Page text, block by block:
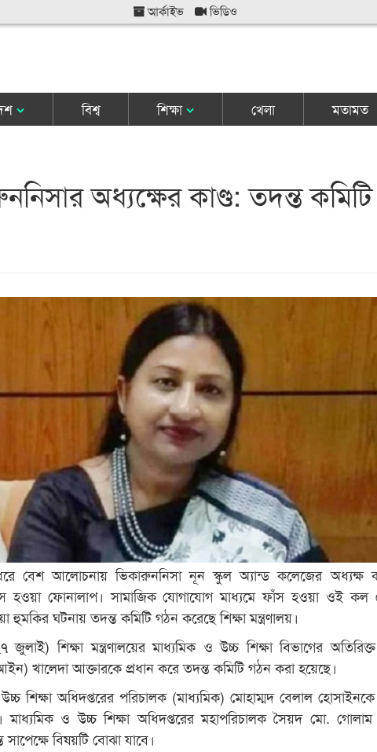
আর্কাইভ ভিডিও
বিশ্ব শিক্ষা খেলা মতামত
অধ্যক্ষের কাণ্ড: তদন্ত কমিটি
বেশ আলোচনায় ভিকারুননিসা নূন স্কুল অ্যান্ড কলেজের অধ্যক্ষ
হওয়া ফোনালাপ। সামাজিক যোগাযোগ মাধ্যমে ফাঁস হওয়া ওই কল
হুমকির ঘটনায় তদন্ত কমিটি গঠন করেছে শিক্ষা মন্ত্রণালয়।
জুলাই) শিক্ষা মন্ত্রণালয়ের মাধ্যমিক ও উচ্চ শিক্ষা বিভাগের
খালেদা আক্তারকে প্রধান করে তদন্ত কমিটি গঠন করা হয়েছে।
শিক্ষা অধিদপ্তরের পরিচালক (মাধ্যমিক) মোহাম্মদ বেলাল
মাধ্যমিক ও উচ্চ শিক্ষা অধিদপ্তরের মহাপরিচালক সৈয়দ মো.
বিষয়টি বোঝা যাবে।